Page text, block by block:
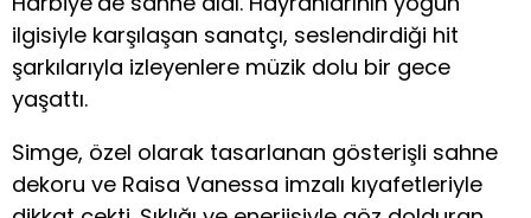
ilgisiyle karşılaşan sanatçı, seslendirdiği hit
şarkılarıyla izleyenlere müzik dolu bir gece
yaşattı.
Simge, özel olarak tasarlanan gösterişli sahne
dekoru ve Raisa Vanessa imzalı kıyafetleriyle